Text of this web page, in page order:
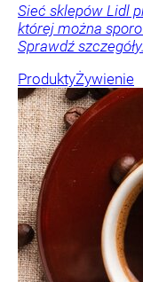
Sieć sklepów Lidl
której można
Sprawdź szczegóły.
ProduktyŻywienie